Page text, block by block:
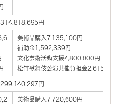
314,818,695円
美術品購入7,135,100円
補助金1,592,339円
文化芸術活動支援4,800,000円
松竹歌舞伎公演共催負担金
299,140,297円
美術品購入7,720,600円